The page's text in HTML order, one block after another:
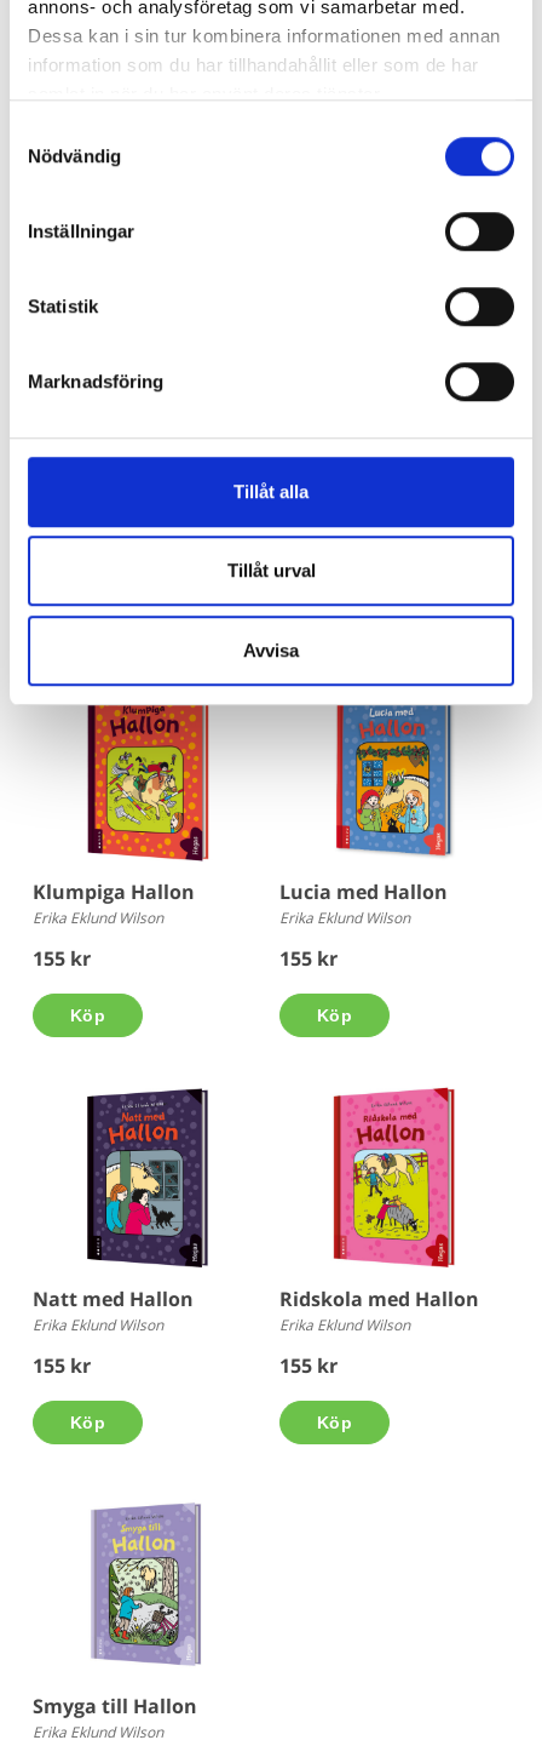
annons- och analysföretag som vi samarbetar med.
Dessa kan i sin tur kombinera informationen med annan
information som du har tillhandahållit eller som de har
Nödvändig
Inställningar
Statistik
Marknadsföring
Tillåt alla
Tillåt urval
Avvisa
Dumma Hallon
Erika Eklund Wilson
155 kr
Hallon och Svarta
katten
Erika Eklund Wilson
Köp
Här kommer Hallon
Köp
Klumpiga Hallon
Erika Eklund Wilson
155 kr
Köp
Lucia med Hallon
Erika Eklund Wilson
155 kr
Köp
Natt med Hallon
Erika Eklund Wilson
155 kr
Köp
Ridskola med Hallon
Erika Eklund Wilson
155 kr
Köp
Smyga till Hallon
Erika Eklund Wilson